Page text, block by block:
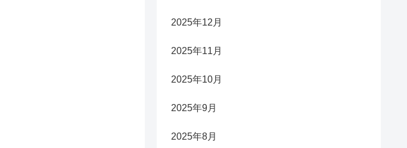
2025年12月
2025年11月
2025年10月
2025年9月
2025年8月